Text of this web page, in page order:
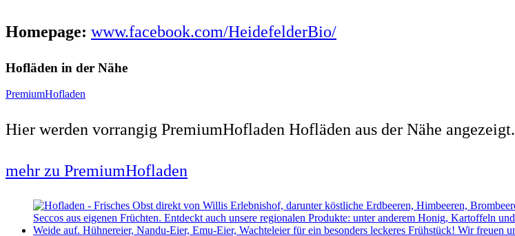
Homepage: www.facebook.com/HeidefelderBio/
Hofläden in der Nähe
PremiumHofladen
Hier werden vorrangig PremiumHofladen Hofläden aus der Nähe angezeigt.
mehr zu PremiumHofladen